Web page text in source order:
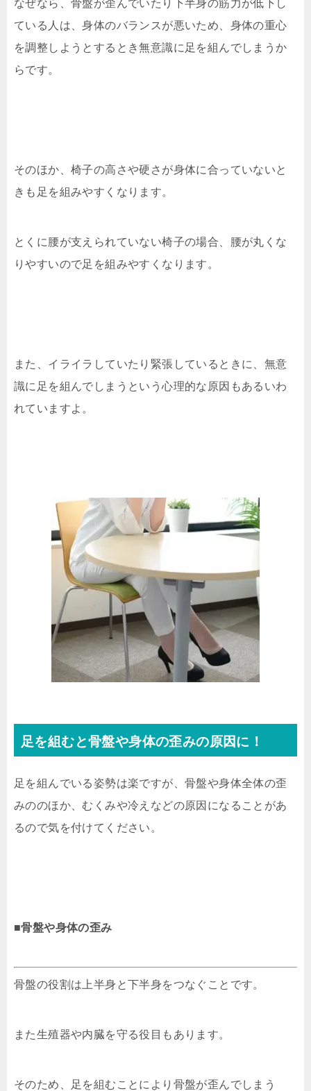
なぜなら、骨盤が歪んでいたり下半身の筋力が低下し
ている人は、身体のバランスが悪いため、身体の重心
を調整しようとするとき無意識に足を組んでしまうか
らです。
そのほか、椅子の高さや硬さが身体に合っていないと
きも足を組みやすくなります。
とくに腰が支えられていない椅子の場合、腰が丸くな
りやすいので足を組みやすくなります。
また、イライラしていたり緊張しているときに、無意
識に足を組んでしまうという心理的な原因もあるいわ
れていますよ。
足を組むと骨盤や身体の歪みの原因に！
足を組んでいる姿勢は楽ですが、骨盤や身体全体の歪
みののほか、むくみや冷えなどの原因になることがあ
るので気を付けてください。
■骨盤や身体の歪み
骨盤の役割は上半身と下半身をつなぐことです。
また生殖器や内臓を守る役目もあります。
そのため、足を組むことにより骨盤が歪んでしまう